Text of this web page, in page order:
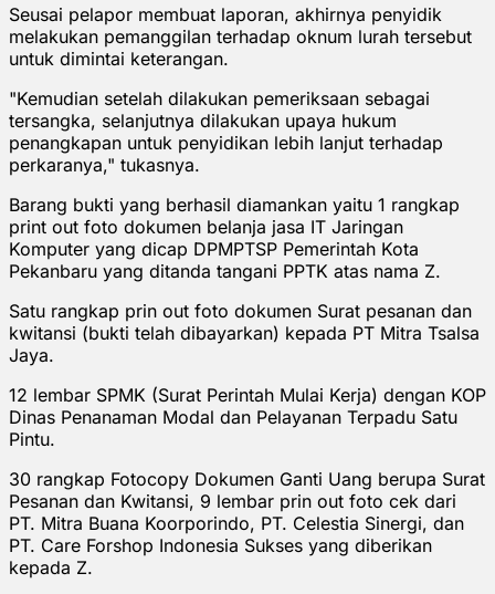
Seusai pelapor membuat laporan, akhirnya penyidik
melakukan pemanggilan terhadap oknum lurah tersebut
untuk dimintai keterangan.
"Kemudian setelah dilakukan pemeriksaan sebagai
tersangka, selanjutnya dilakukan upaya hukum
penangkapan untuk penyidikan lebih lanjut terhadap
perkaranya," tukasnya.
Barang bukti yang berhasil diamankan yaitu 1 rangkap
print out foto dokumen belanja jasa IT Jaringan
Komputer yang dicap DPMPTSP Pemerintah Kota
Pekanbaru yang ditanda tangani PPTK atas nama Z.
Satu rangkap prin out foto dokumen Surat pesanan dan
kwitansi (bukti telah dibayarkan) kepada PT Mitra Tsalsa
Jaya.
12 lembar SPMK (Surat Perintah Mulai Kerja) dengan KOP
Dinas Penanaman Modal dan Pelayanan Terpadu Satu
Pintu.
30 rangkap Fotocopy Dokumen Ganti Uang berupa Surat
Pesanan dan Kwitansi, 9 lembar prin out foto cek dari
PT. Mitra Buana Koorporindo, PT. Celestia Sinergi, dan
PT. Care Forshop Indonesia Sukses yang diberikan
kepada Z.